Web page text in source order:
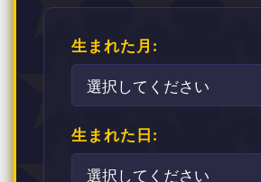
生まれた月:
生まれた日: